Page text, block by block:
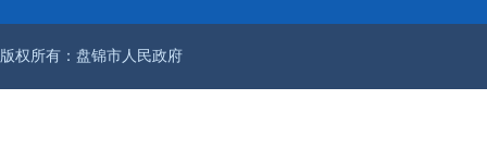
版权所有：盘锦市人民政府